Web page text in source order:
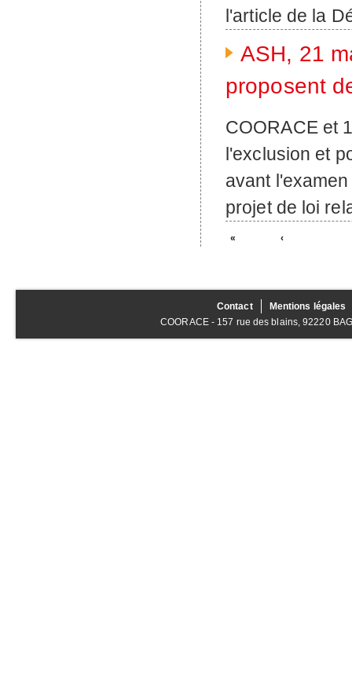
l'article de la
ASH, 21
proposent
COORACE et
l'exclusion et
avant
projet de loi
« ‹
Contact
Mentions légales
COORACE - 157 rue des blains, 92220